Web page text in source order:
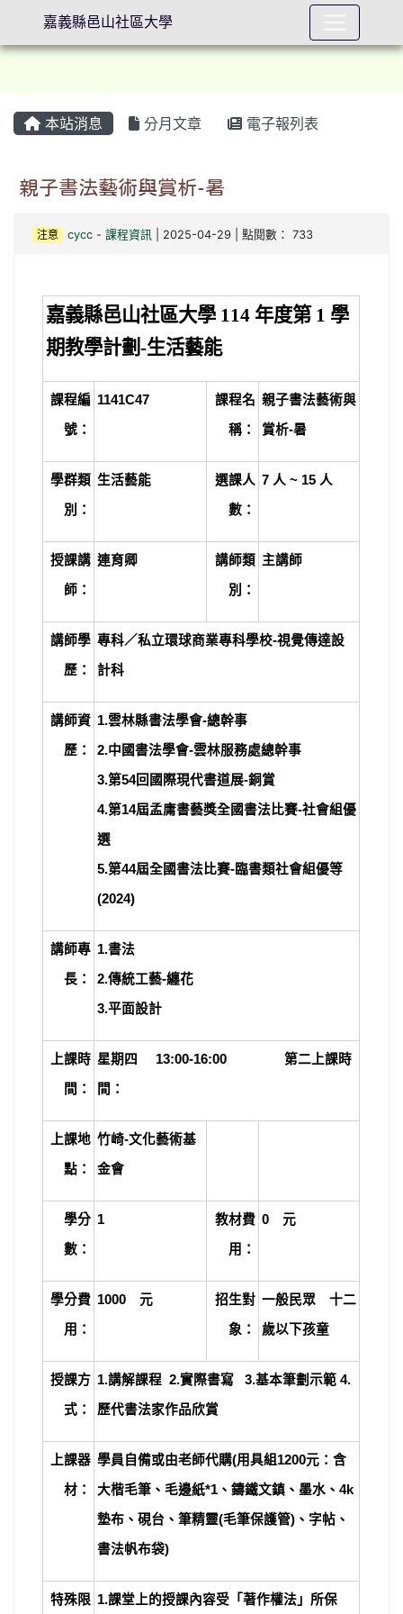
本站消息 分月文章 電子報列表
親子書法藝術與賞析-暑
注意 cycc- 課程資訊| 2025-04-29 | 點閱數： 733
嘉義縣邑山社區大學 114 年度第 1 學
期教學計劃-生活藝能
課程編
號：
1141C47 課程名
稱：
親子書法藝術與
賞析-暑
學群類
別：
生活藝能 選課人
數：
7 人 ~ 15 人
授課講
師：
連育卿 講師類
別：
主講師
講師學
歷：
專科／私立環球商業專科學校-視覺傳達設
計科
講師資
歷：
1.雲林縣書法學會-總幹事
2.中國書法學會-雲林服務處總幹事
3.第54回國際現代書道展-銅賞
4.第14屆孟庸書藝獎全國書法比賽-社會組優
選
5.第44屆全國書法比賽-臨書類社會組優等
(2024)
講師專
長：
1.書法
2.傳統工藝-纏花
3.平面設計
上課時
間：
星期四 13:00-16:00 第二上課時
間：
上課地
點：
竹崎-文化藝術基
金會
學分
數：
1 教材費
用：
0 元
學分費
用：
1000 元 招生對
象：
一般民眾 十二
歲以下孩童
授課方
式：
1.講解課程 2.實際書寫 3.基本筆劃示範 4.
歷代書法家作品欣賞
上課器
材：
學員自備或由老師代購(用具組1200元：含
大楷毛筆、毛邊紙*1、鑄鐵文鎮、墨水、4k
墊布、硯台、筆精靈(毛筆保護管)、字帖、
書法帆布袋)
特殊限 1.課堂上的授課內容受「著作權法」所保
嘉義縣邑山社區大學